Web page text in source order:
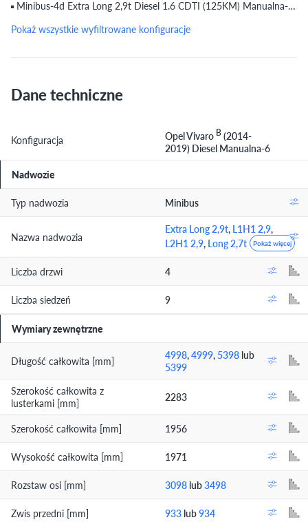
Minibus-4d Extra Long 2,9t Diesel 1.6 CDTI (125KM) Manualna-6 Sport (do 22.07.2017)
Pokaż wszystkie wyfiltrowane konfiguracje
Dane techniczne
Konfiguracja Opel Vivaro B(2014-
2019) Diesel Manualna-6
Nadwozie
Typ nadwozia Minibus
Nazwa nadwozia
Extra Long 2,9t, L1H1 2,9,
L2H1 2,9, Long 2,7t Pokaż więcej
Liczba drzwi 4
Liczba siedzeń 9
Wymiary zewnętrzne
Długość całkowita [mm] 4998,4999, 5398 lub
5399
Szerokość całkowita z
lusterkami [mm]
2283
Szerokość całkowita [mm] 1956
Wysokość całkowita [mm] 1971
Rozstaw osi [mm] 3098 lub3498
Zwis przedni [mm] 933 lub934